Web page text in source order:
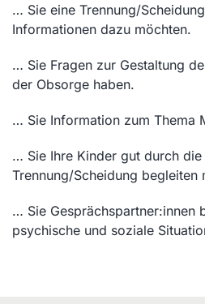
… Sie eine Trennung/
Informationen dazu möchten.
… Sie Fragen zur Gestaltung
der Obsorge haben.
… Sie Information zum Thema
… Sie Ihre Kinder gut durch
Trennung/Scheidung begleiten
… Sie Gesprächspartner:innen
psychische und soziale